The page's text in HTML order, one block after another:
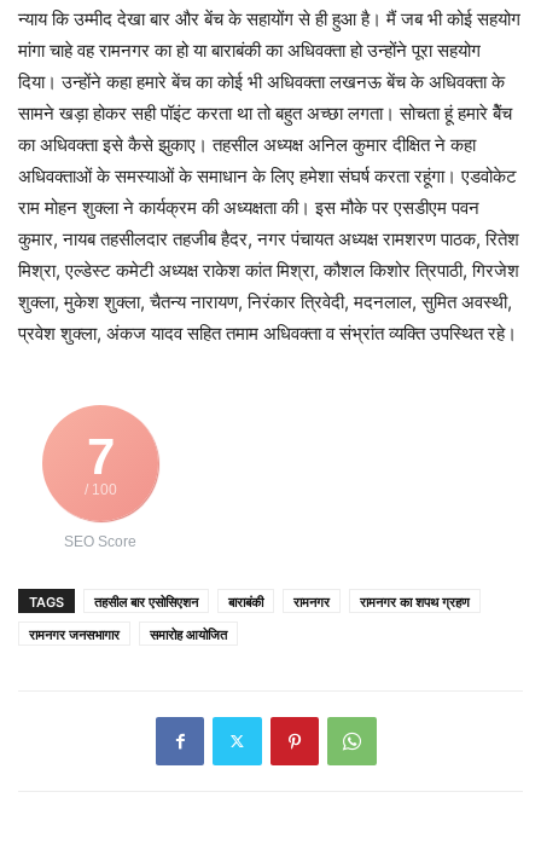
न्याय कि उम्मीद देखा बार और बेंच के सहायोंग से ही हुआ है। मैं जब भी कोई सहयोग
मांगा चाहे वह रामनगर का हो या बाराबंकी का अधिवक्ता हो उन्होंने पूरा सहयोग
दिया। उन्होंने कहा हमारे बेंच का कोई भी अधिवक्ता लखनऊ बेंच के अधिवक्ता के
सामने खड़ा होकर सही पॉइंट करता था तो बहुत अच्छा लगता। सोचता हूं हमारे बेैंच
का अधिवक्ता इसे कैसे झुकाए। तहसील अध्यक्ष अनिल कुमार दीक्षित ने कहा
अधिवक्ताओं के समस्याओं के समाधान के लिए हमेशा संघर्ष करता रहूंगा। एडवोकेट
राम मोहन शुक्ला ने कार्यक्रम की अध्यक्षता की। इस मौके पर एसडीएम पवन
कुमार, नायब तहसीलदार तहजीब हैदर, नगर पंचायत अध्यक्ष रामशरण पाठक, रितेश
मिश्रा, एल्डेस्ट कमेटी अध्यक्ष राकेश कांत मिश्रा, कौशल किशोर त्रिपाठी, गिरजेश
शुक्ला, मुकेश शुक्ला, चैतन्य नारायण, निरंकार त्रिवेदी, मदनलाल, सुमित अवस्थी,
प्रवेश शुक्ला, अंकज यादव सहित तमाम अधिवक्ता व संभ्रांत व्यक्ति उपस्थित रहे।
7
/ 100
SEO Score
TAGS तहसील बार एसोसिएशन बाराबंकी रामनगर
रामनगर का शपथ ग्रहण
रामनगर जनसभागार
समारोह आयोजित